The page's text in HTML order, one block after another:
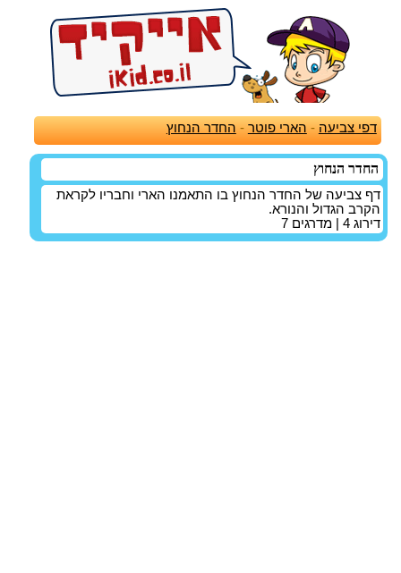
דפי צביעה - הארי פוטר - החדר הנחוץ
החדר הנחוץ
דף צביעה של החדר הנחוץ בו התאמנו הארי וחבריו לקראת
הקרב הגדול והנורא.
דירוג 4 | מדרגים 7